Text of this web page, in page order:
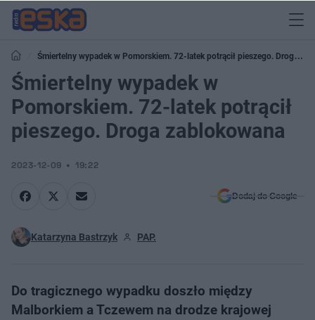
Śmiertelny wypadek w Pomorskiem. 72-latek potrącił pieszego. Droga
zablokowana
Śmiertelny wypadek w
Pomorskiem. 72-latek potrącił
pieszego. Droga zablokowana
2023-12-09 19:22
Dodaj do Google
Katarzyna Bastrzyk PAP.
Do tragicznego wypadku doszło między
Malborkiem a Tczewem na drodze krajowej